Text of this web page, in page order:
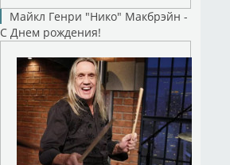
Майкл Генри "Нико" Макбрэйн -
С Днем рождения!